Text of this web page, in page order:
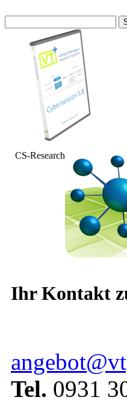
nach:
CS-Research
Ihr Kontakt
Tel. 0931